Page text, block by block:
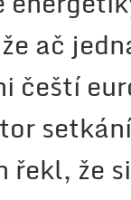
ač
čeští
řekl, že